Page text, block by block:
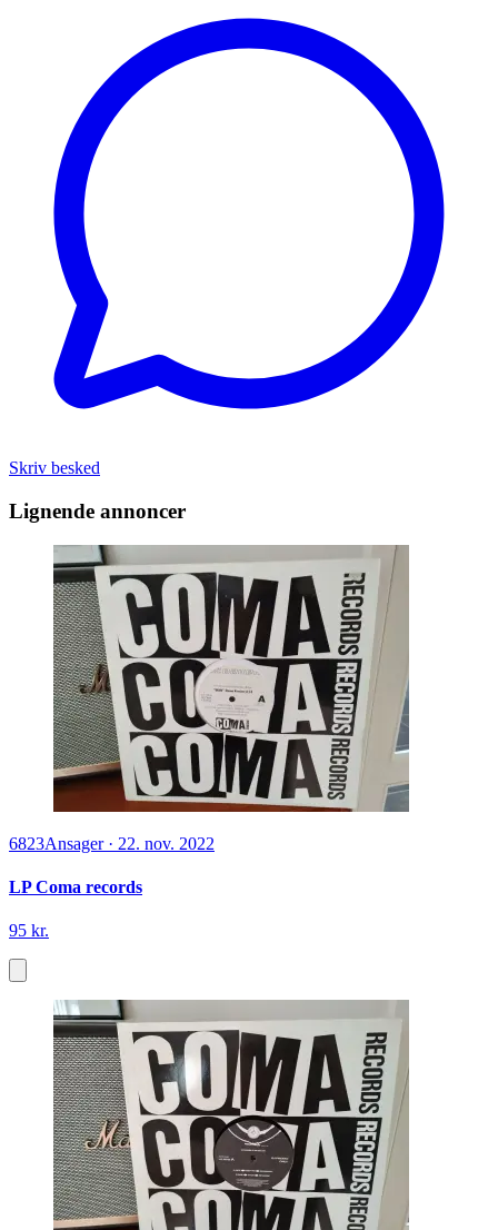
Skriv besked
Lignende annoncer
6823Ansager· 22. nov. 2022
LP Coma records
95 kr.